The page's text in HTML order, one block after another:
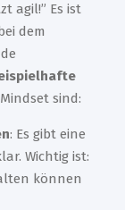
agil!” Es ist
dem
sind:
: Es gibt eine
Wichtig ist:
können